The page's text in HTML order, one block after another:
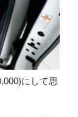
にして思